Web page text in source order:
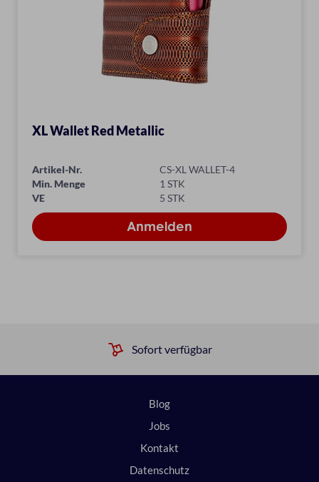
XL Wallet Red Metallic
Artikel-Nr.
CS-XL WALLET-4
Min. Menge
1 STK
VE
5 STK
Sofort verfügbar
Blog
Jobs
Kontakt
Datenschutz